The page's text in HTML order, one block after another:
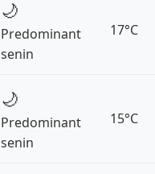
🌙
Predominant
senin
17°C
🌙
Predominant
senin
15°C